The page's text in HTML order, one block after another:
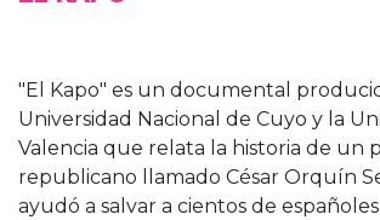
"El Kapo" es un documental
Universidad Nacional de Cuyo y la
Valencia que relata la historia de un
republicano llamado César Orquín
ayudó a salvar a cientos de